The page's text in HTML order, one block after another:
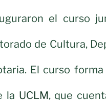
el curso
de Cultura,
El curso
la UCLM, que